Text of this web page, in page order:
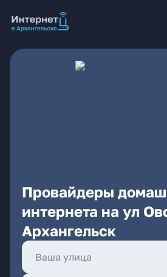
Провайдеры
интернета на ул
Архангельск